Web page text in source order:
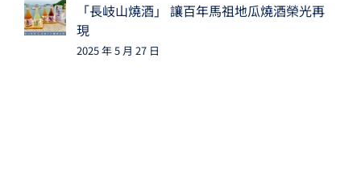
「長岐山燒酒」 讓百年馬祖地瓜燒酒榮光再
現
2025 年 5 月 27 日